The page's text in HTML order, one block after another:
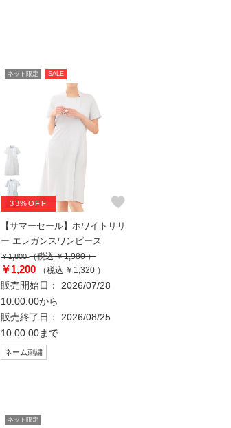
ネット限定 SALE
33%OFF favorite
【サマーセール】ホワイトリリ
ー エレガンスワンピース
￥1,800（税込 ￥1,980 ）
￥1,200 （税込 ￥1,320 ）
販売開始日： 2026/07/28
10:00:00から
販売終了日： 2026/08/25
10:00:00まで
ネーム刺繍
ネット限定